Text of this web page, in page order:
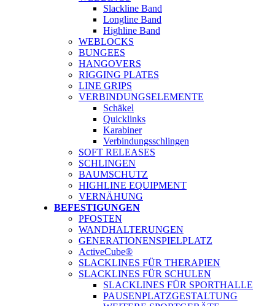
Slackline Band
Longline Band
Highline Band
WEBLOCKS
BUNGEES
HANGOVERS
RIGGING PLATES
LINE GRIPS
VERBINDUNGSELEMENTE
Schäkel
Quicklinks
Karabiner
Verbindungsschlingen
SOFT RELEASES
SCHLINGEN
BAUMSCHUTZ
HIGHLINE EQUIPMENT
VERNÄHUNG
BEFESTIGUNGEN
PFOSTEN
WANDHALTERUNGEN
GENERATIONENSPIELPLATZ
ActiveCube®
SLACKLINES FÜR THERAPIEN
SLACKLINES FÜR SCHULEN
SLACKLINES FÜR SPORTHALLE
PAUSENPLATZGESTALTUNG